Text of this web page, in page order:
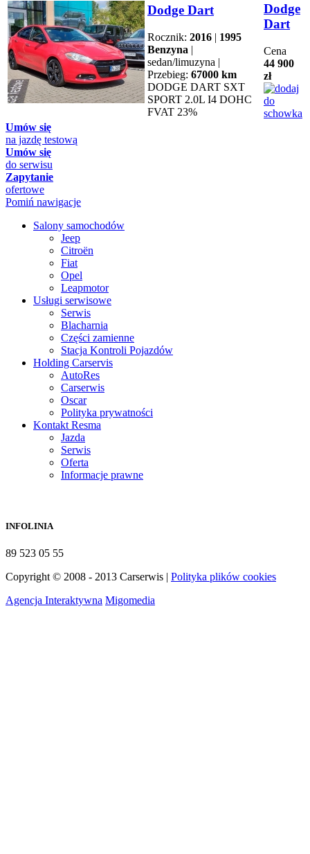
Dodge Dart
Rocznik: 2016 | 1995
Benzyna |
sedan/limuzyna |
Przebieg: 67000 km
DODGE DART SXT
SPORT 2.0L I4 DOHC
FVAT 23%
Dodge
Dart
Cena
44 900
zł
Umów się
na jazdę testową
Umów się
do serwisu
Zapytanie
ofertowe
Pomiń nawigacje
Salony samochodów
Jeep
Citroën
Fiat
Opel
Leapmotor
Usługi serwisowe
Serwis
Blacharnia
Części zamienne
Stacja Kontroli Pojazdów
Holding Carservis
AutoRes
Carserwis
Oscar
Polityka prywatności
Kontakt Resma
Jazda
Serwis
Oferta
Informacje prawne
INFOLINIA
89 523 05 55
Copyright © 2008 - 2013 Carserwis | Polityka plików cookies
Agencja Interaktywna Migomedia